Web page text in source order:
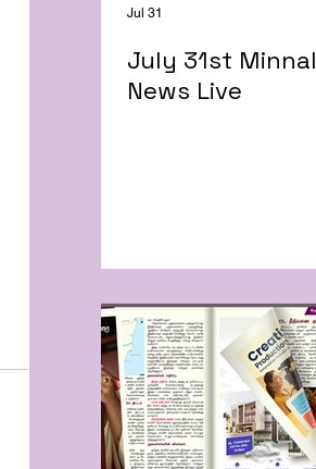
July 31st Minnal
News Live
Jul 31